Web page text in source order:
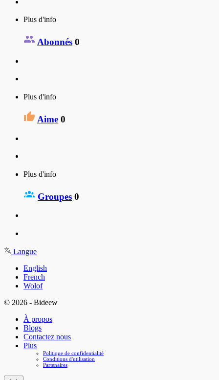
Plus d'info
Abonnés 0
Plus d'info
Aime 0
Plus d'info
Groupes 0
Langue
English
French
Wolof
© 2026 - Bideew
À propos
Blogs
Contactez nous
Plus
Politique de confidentialité
Conditions d'utilisation
Partenaires